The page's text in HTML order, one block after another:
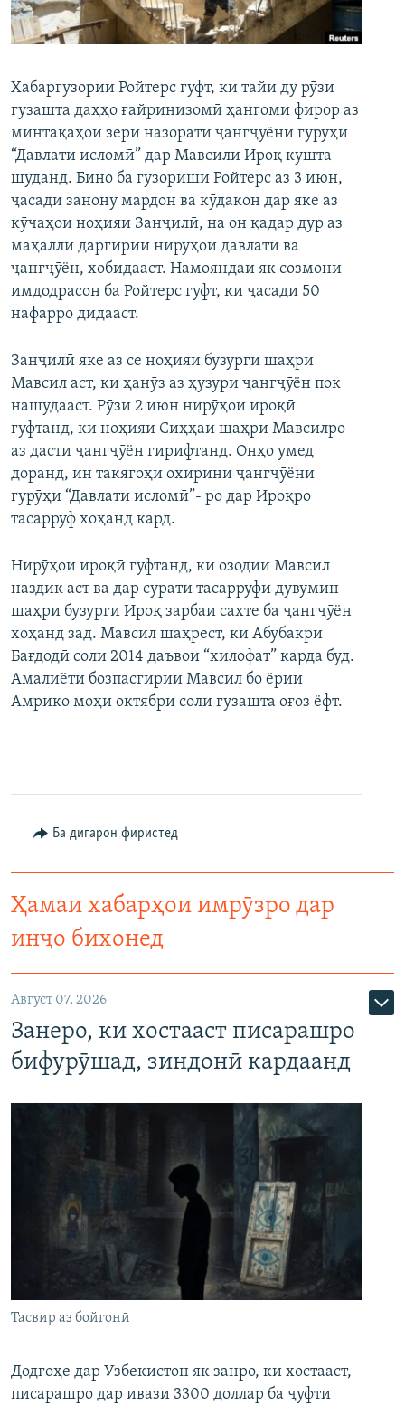
ГУЗОРИШҲОИ РАДИОӢ
Русский
ПАЙГИРӢ КУНЕД
Ҳамаи сомонаҳои RFE/RL
Хабаргузории Ройтерс гуфт, ки тайи ду рӯзи
гузашта даҳҳо ғайринизомӣ ҳангоми фирор аз
минтақаҳои зери назорати ҷангҷӯёни гурӯҳи
“Давлати исломӣ” дар Мавсили Ироқ кушта
шуданд. Бино ба гузориши Ройтерс аз 3 июн,
ҷасади занону мардон ва кӯдакон дар яке аз
кӯчаҳои ноҳияи Занҷилӣ, на он қадар дур аз
маҳалли даргирии нирӯҳои давлатӣ ва
ҷангҷӯён, хобидааст. Намояндаи як созмони
имдодрасон ба Ройтерс гуфт, ки ҷасади 50
нафарро дидааст.
Занҷилӣ яке аз се ноҳияи бузурги шаҳри
Мавсил аст, ки ҳанӯз аз ҳузури ҷангҷӯён пок
нашудааст. Рӯзи 2 июн нирӯҳои ироқӣ
гуфтанд, ки ноҳияи Сиҳҳаи шаҳри Мавсилро
аз дасти ҷангҷӯён гирифтанд. Онҳо умед
доранд, ин такягоҳи охирини ҷангҷӯёни
гурӯҳи “Давлати исломӣ”- ро дар Ироқро
тасарруф хоҳанд кард.
Нирӯҳои ироқӣ гуфтанд, ки озодии Мавсил
наздик аст ва дар сурати тасарруфи дувумин
шаҳри бузурги Ироқ зарбаи сахте ба ҷангҷӯён
хоҳанд зад. Мавсил шаҳрест, ки Абубакри
Бағдодӣ соли 2014 даъвои “хилофат” карда буд.
Амалиёти бозпасгирии Мавсил бо ёрии
Амрико моҳи октябри соли гузашта оғоз ёфт.
Ба дигарон фиристед
Ҳамаи хабарҳои имрӯзро дар
инҷо бихонед
Август 07, 2026
Занеро, ки хостааст писарашро
бифурӯшад, зиндонӣ кардаанд
Тасвир аз бойгонӣ
Додгоҳе дар Узбекистон як занро, ки хостааст,
писарашро дар ивази 3300 доллар ба ҷуфти